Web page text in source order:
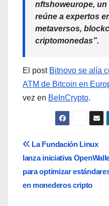
nftshoweurope,
reúne a expertos
metaversos,
criptomonedas”.
El post Bitnovo se alía
ATM de Bitcoin en
vez en BeInCrypto.
Navegación
de
entradas
La Fundación Linux
lanza iniciativa
para optimizar
en monederos cripto